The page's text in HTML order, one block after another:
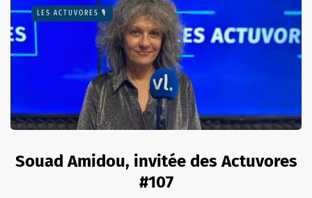
LES ACTUVORES 🎙
Souad Amidou, invitée des Actuvores
#107